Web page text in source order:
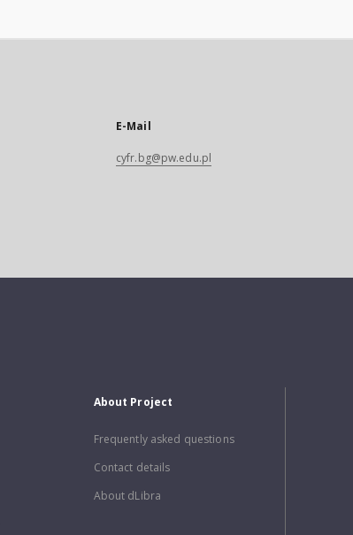
E-Mail
cyfr.bg@pw.edu.pl
About Project
Frequently asked questions
Contact details
About dLibra